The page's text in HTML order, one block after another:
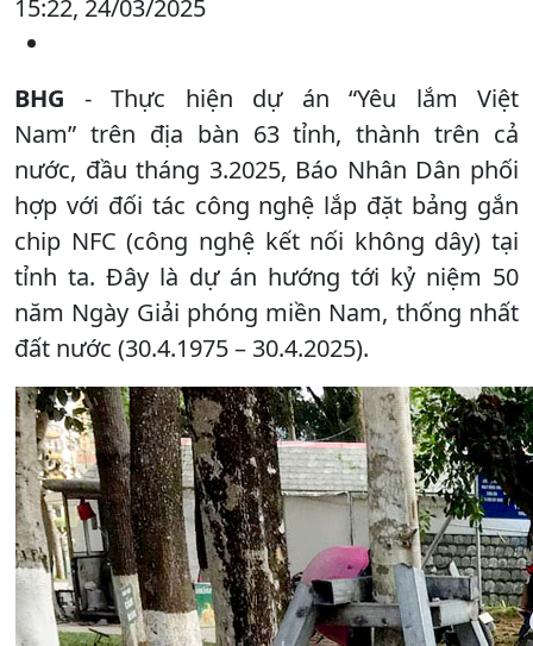
15:22, 24/03/2025
BHG - Thực hiện dự án “Yêu lắm Việt
Nam” trên địa bàn 63 tỉnh, thành trên cả
nước, đầu tháng 3.2025, Báo Nhân Dân phối
hợp với đối tác công nghệ lắp đặt bảng gắn
chip NFC (công nghệ kết nối không dây) tại
tỉnh ta. Đây là dự án hướng tới kỷ niệm 50
năm Ngày Giải phóng miền Nam, thống nhất
đất nước (30.4.1975 – 30.4.2025).